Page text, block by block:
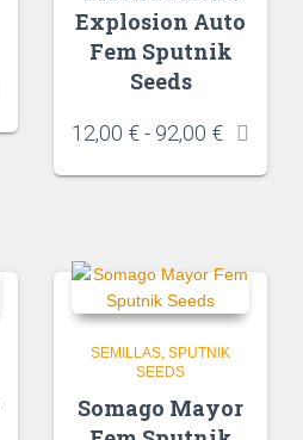
Explosion Auto
Fem Sputnik
Seeds
12,00 €- 92,00 €
SEMILLAS SPUTNIK
SEEDS
Somago Mayor